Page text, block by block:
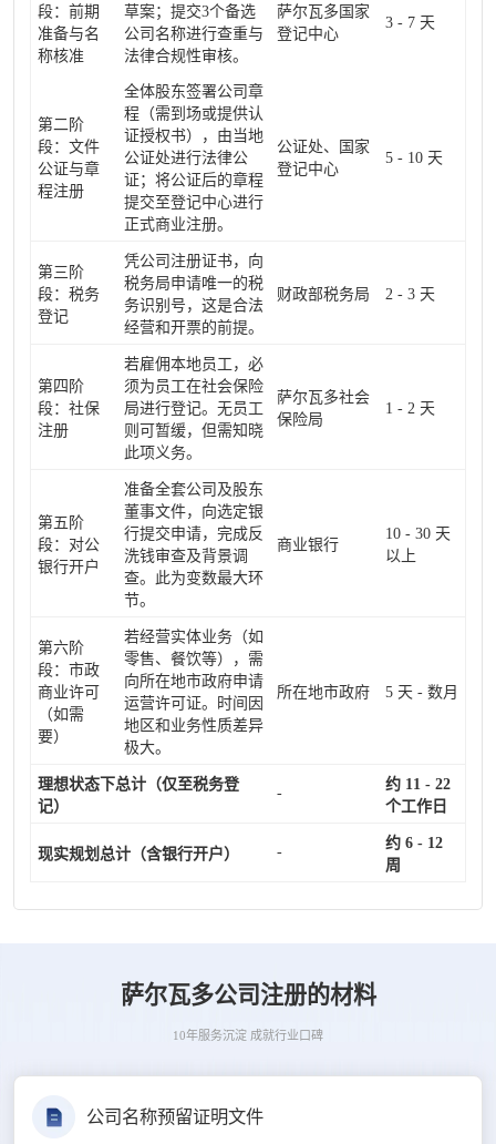
段：前期
准备与名
称核准
草案；提交3个备选
公司名称进行查重与
法律合规性审核。
萨尔瓦多国家
登记中心
3 - 7 天
第二阶
段：文件
公证与章
程注册
全体股东签署公司章
程（需到场或提供认
证授权书），由当地
公证处进行法律公
证；将公证后的章程
提交至登记中心进行
正式商业注册。
公证处、国家
登记中心
5 - 10 天
第三阶
段：税务
登记
凭公司注册证书，向
税务局申请唯一的税
务识别号，这是合法
经营和开票的前提。
财政部税务局 2 - 3 天
第四阶
段：社保
注册
若雇佣本地员工，必
须为员工在社会保险
局进行登记。无员工
则可暂缓，但需知晓
此项义务。
萨尔瓦多社会
保险局
1 - 2 天
第五阶
段：对公
银行开户
准备全套公司及股东
董事文件，向选定银
行提交申请，完成反
洗钱审查及背景调
查。此为变数最大环
节。
商业银行
10 - 30 天
以上
第六阶
段：市政
商业许可
（如需
要）
若经营实体业务（如
零售、餐饮等），需
向所在地市政府申请
运营许可证。时间因
地区和业务性质差异
极大。
所在地市政府 5 天 - 数月
理想状态下总计（仅至税务登
记）
-
约 11 - 22
个工作日
现实规划总计（含银行开户） -
约 6 - 12
周
萨尔瓦多公司注册的材料
10年服务沉淀 成就行业口碑
公司名称预留证明文件